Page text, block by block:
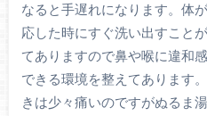
なると手遅れになります。体
応した時にすぐ洗い出すこと
てありますので鼻や喉に違和
できる環境を整えてあります
きは少々痛いのですがぬるま